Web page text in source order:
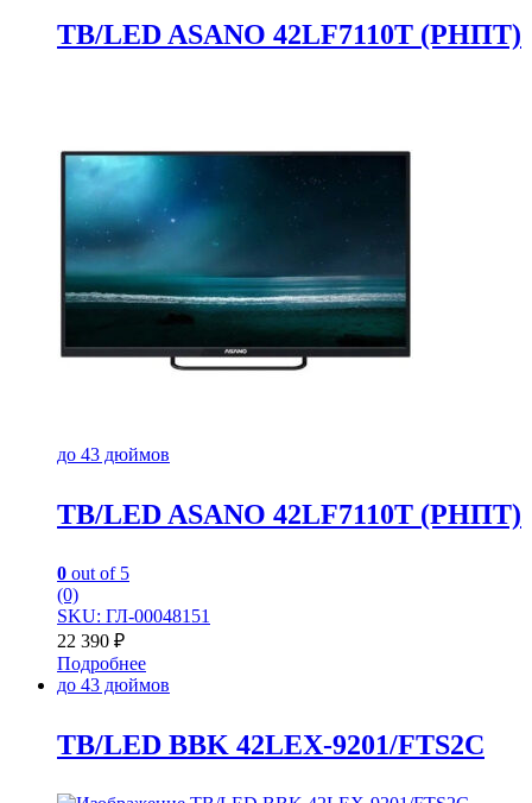
TB/LED ASANO 42LF7110T (РНПТ)
до 43 дюймов
TB/LED ASANO 42LF7110T (РНПТ)
0 out of 5
(0)
SKU: ГЛ-00048151
22 390 ₽
Подробнее
до 43 дюймов
TB/LED BBK 42LEX-9201/FTS2C